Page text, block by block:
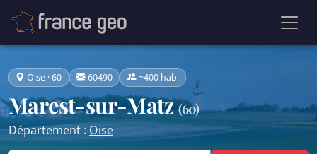
Oise · 60 60490 ~400 hab.
Marest-sur-Matz(60)
Département : Oise